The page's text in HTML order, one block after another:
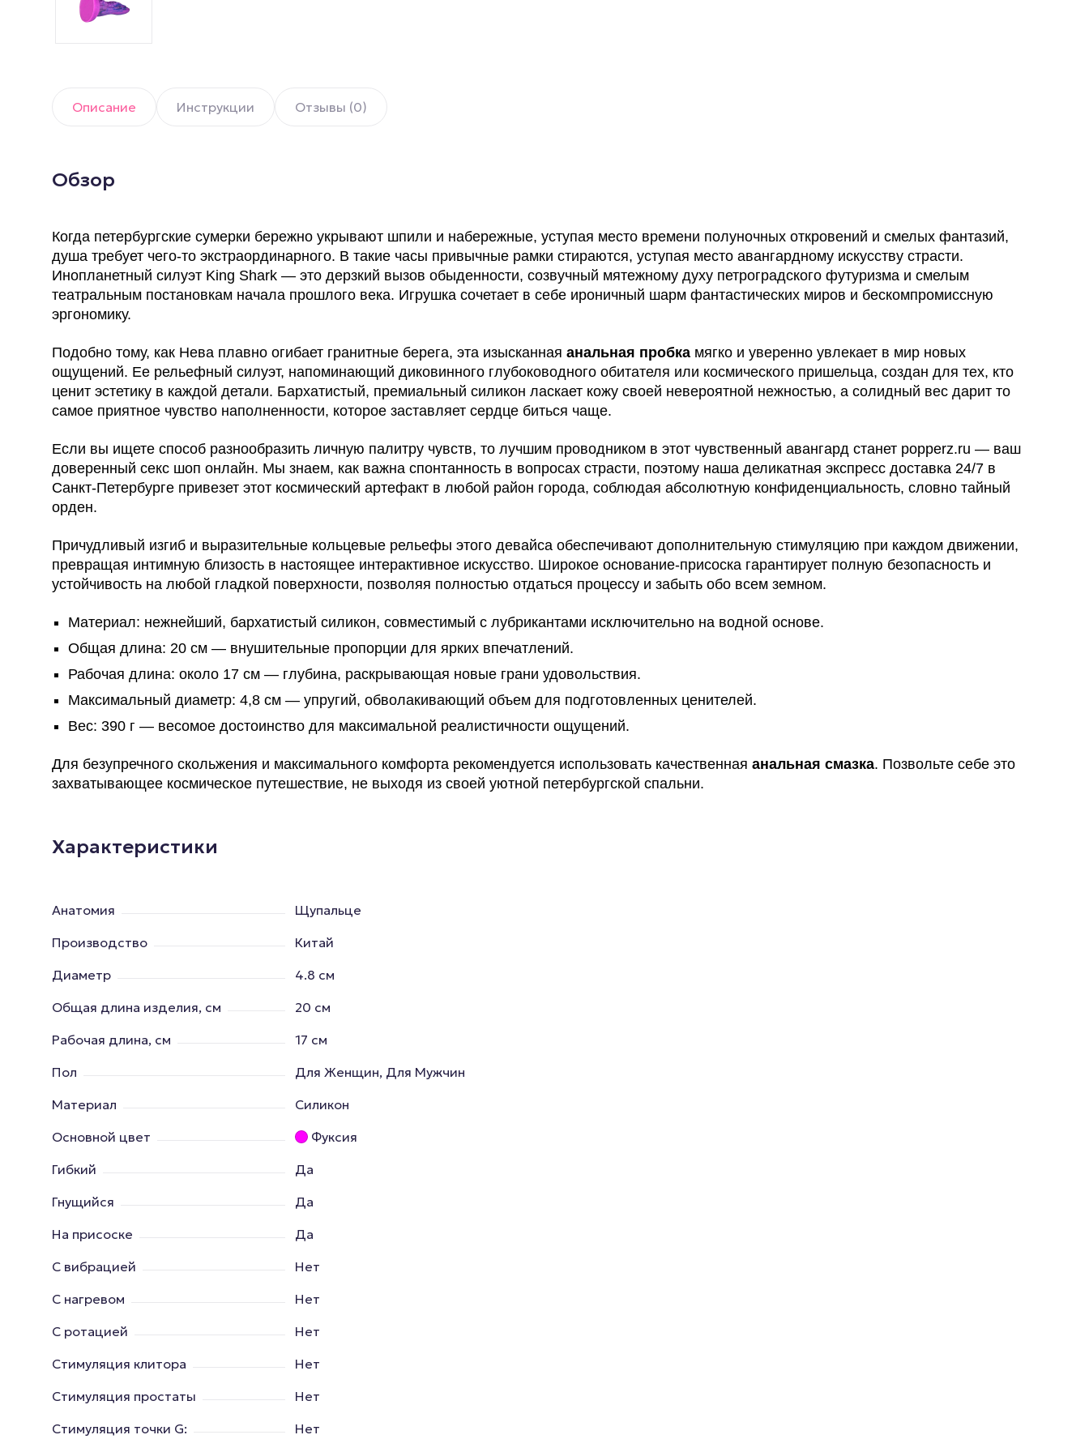
Описание Инструкции Отзывы (0)
Обзор
Когда петербургские сумерки бережно укрывают шпили и набережные, уступая место времени полуночных откровений и смелых фантазий,
душа требует чего-то экстраординарного. В такие часы привычные рамки стираются, уступая место авангардному искусству страсти.
Инопланетный силуэт King Shark — это дерзкий вызов обыденности, созвучный мятежному духу петроградского футуризма и смелым
театральным постановкам начала прошлого века. Игрушка сочетает в себе ироничный шарм фантастических миров и бескомпромиссную
эргономику.
Подобно тому, как Нева плавно огибает гранитные берега, эта изысканная анальная пробка мягко и уверенно увлекает в мир новых
ощущений. Ее рельефный силуэт, напоминающий диковинного глубоководного обитателя или космического пришельца, создан для тех, кто
ценит эстетику в каждой детали. Бархатистый, премиальный силикон ласкает кожу своей невероятной нежностью, а солидный вес дарит то
самое приятное чувство наполненности, которое заставляет сердце биться чаще.
Если вы ищете способ разнообразить личную палитру чувств, то лучшим проводником в этот чувственный авангард станет popperz.ru — ваш
доверенный секс шоп онлайн. Мы знаем, как важна спонтанность в вопросах страсти, поэтому наша деликатная экспресс доставка 24/7 в
Санкт-Петербурге привезет этот космический артефакт в любой район города, соблюдая абсолютную конфиденциальность, словно тайный
орден.
Причудливый изгиб и выразительные кольцевые рельефы этого девайса обеспечивают дополнительную стимуляцию при каждом движении,
превращая интимную близость в настоящее интерактивное искусство. Широкое основание-присоска гарантирует полную безопасность и
устойчивость на любой гладкой поверхности, позволяя полностью отдаться процессу и забыть обо всем земном.
Материал: нежнейший, бархатистый силикон, совместимый с лубрикантами исключительно на водной основе.
Общая длина: 20 см — внушительные пропорции для ярких впечатлений.
Рабочая длина: около 17 см — глубина, раскрывающая новые грани удовольствия.
Максимальный диаметр: 4,8 см — упругий, обволакивающий объем для подготовленных ценителей.
Вес: 390 г — весомое достоинство для максимальной реалистичности ощущений.
Для безупречного скольжения и максимального комфорта рекомендуется использовать качественная анальная смазка. Позвольте себе это
захватывающее космическое путешествие, не выходя из своей уютной петербургской спальни.
Характеристики
Анатомия
Щупальце
Производство
Китай
Диаметр
4.8 см
Общая длина изделия, см
20 см
Рабочая длина, см
17 см
Пол
Для Женщин, Для Мужчин
Материал
Силикон
Основной цвет
Фуксия
Гибкий
Да
Гнущийся
Да
На присоске
Да
С вибрацией
Нет
С нагревом
Нет
С ротацией
Нет
Стимуляция клитора
Нет
Стимуляция простаты
Нет
Стимуляция точки G:
Нет